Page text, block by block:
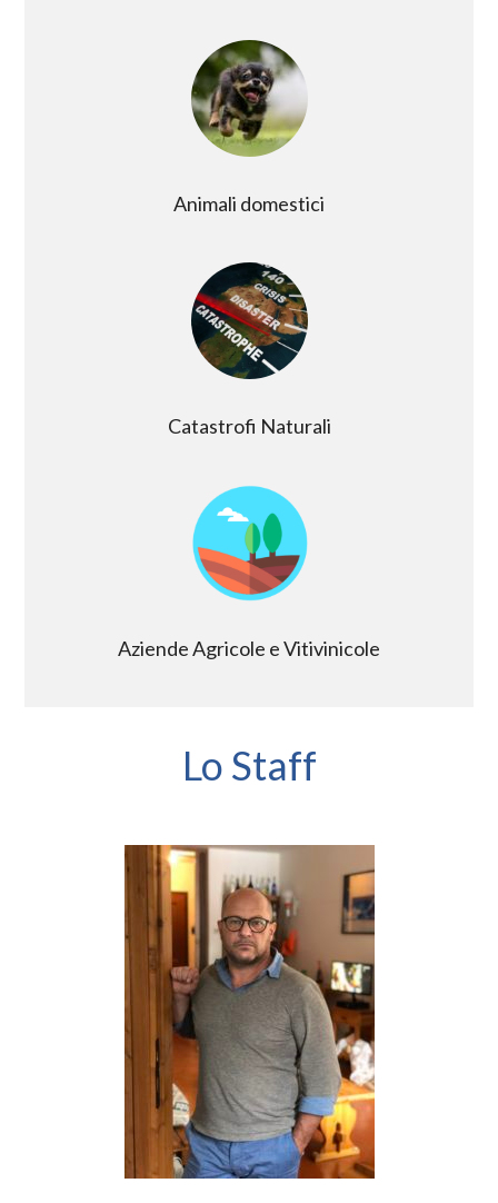
Animali domestici
Catastrofi Naturali
Aziende Agricole e Vitivinicole
Lo Staff